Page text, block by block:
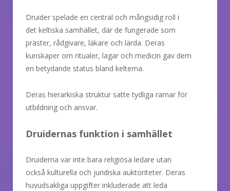
Druider spelade en central och mångsidig roll i
det keltiska samhället, där de fungerade som
präster, rådgivare, läkare och lärda. Deras
kunskaper om ritualer, lagar och medicin gav dem
en betydande status bland kelterna.
Deras hierarkiska struktur satte tydliga ramar för
utbildning och ansvar.
Druidernas funktion i samhället
Druiderna var inte bara religiösa ledare utan
också kulturella och juridiska auktoriteter. Deras
huvudsakliga uppgifter inkluderade att leda